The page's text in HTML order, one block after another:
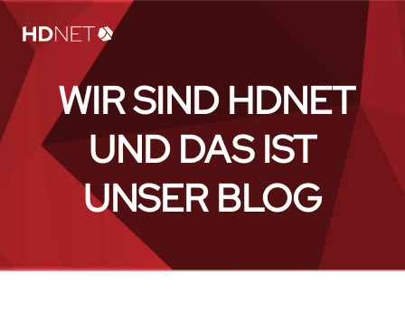
WIR SIND HDNET
UND DAS IST
UNSER BLOG